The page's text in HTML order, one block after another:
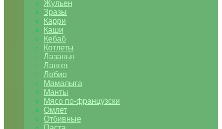
Жульен
Зразы
Карри
Каши
Кебаб
Котлеты
Лазанья
Лангет
Лобио
Мамалыга
Манты
Мясо по-французски
Омлет
Отбивные